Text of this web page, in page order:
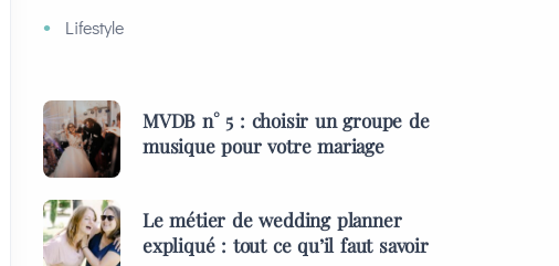
Lifestyle
MVDB n° 5 : choisir un groupe de
musique pour votre mariage
Le métier de wedding planner
expliqué : tout ce qu’il faut savoir